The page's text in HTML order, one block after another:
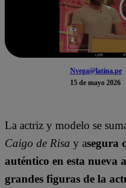
Nvega@latina.pe
15 de mayo 2026
La actriz y modelo se
Caigo de Risa y asegura
auténtico en esta nueva
grandes figuras de la